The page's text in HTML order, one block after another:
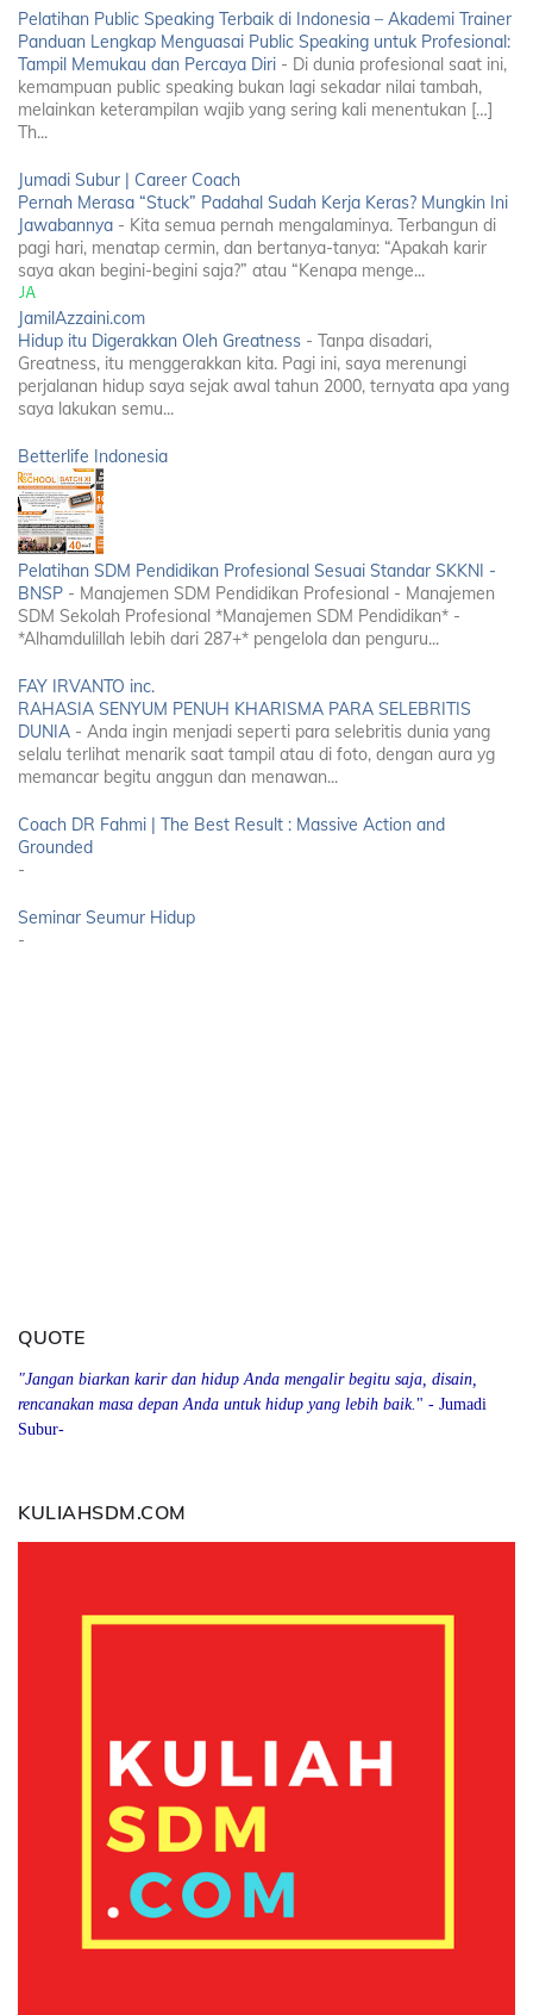
Pelatihan Public Speaking Terbaik di Indonesia – Akademi Trainer
Panduan Lengkap Menguasai Public Speaking untuk Profesional:
Tampil Memukau dan Percaya Diri - Di dunia profesional saat ini,
kemampuan public speaking bukan lagi sekadar nilai tambah,
melainkan keterampilan wajib yang sering kali menentukan […]
Th...
Jumadi Subur | Career Coach
Pernah Merasa “Stuck” Padahal Sudah Kerja Keras? Mungkin Ini
Jawabannya - Kita semua pernah mengalaminya. Terbangun di
pagi hari, menatap cermin, dan bertanya-tanya: “Apakah karir
saya akan begini-begini saja?” atau “Kenapa menge...
JamilAzzaini.com
Hidup itu Digerakkan Oleh Greatness - Tanpa disadari,
Greatness, itu menggerakkan kita. Pagi ini, saya merenungi
perjalanan hidup saya sejak awal tahun 2000, ternyata apa yang
saya lakukan semu...
Betterlife Indonesia
Pelatihan SDM Pendidikan Profesional Sesuai Standar SKKNI -
BNSP - Manajemen SDM Pendidikan Profesional - Manajemen
SDM Sekolah Profesional *Manajemen SDM Pendidikan* -
*Alhamdulillah lebih dari 287+* pengelola dan penguru...
FAY IRVANTO inc.
RAHASIA SENYUM PENUH KHARISMA PARA SELEBRITIS
DUNIA - Anda ingin menjadi seperti para selebritis dunia yang
selalu terlihat menarik saat tampil atau di foto, dengan aura yg
memancar begitu anggun dan menawan...
Coach DR Fahmi | The Best Result : Massive Action and
Grounded
-
Seminar Seumur Hidup
-
QUOTE
"Jangan biarkan karir dan hidup Anda mengalir begitu saja, disain,
rencanakan masa depan Anda untuk hidup yang lebih baik. " - Jumadi
Subur-
KULIAHSDM.COM